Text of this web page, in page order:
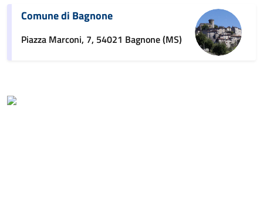
Comune di Bagnone
Piazza Marconi, 7, 54021 Bagnone (MS)